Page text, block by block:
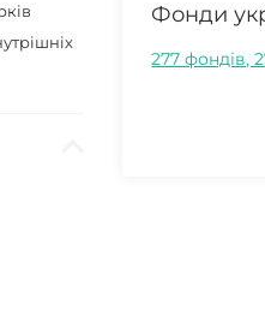
Фонди
277 фондів,